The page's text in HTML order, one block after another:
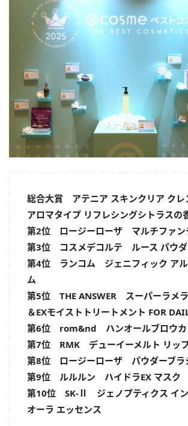
総合大賞 アテニア スキンクリア クレ
アロマタイプ リフレシングシトラスの
第2位 ロージーローザ マルチファン
第3位 コスメデコルテ ルース パウ
第4位 ランコム ジェニフィック アル
ム
第5位 THE ANSWER スーパーラメ
＆EXモイストトリートメント FOR
第6位 rom&nd ハンオールブロウカ
第7位 RMK デューイーメルト リッ
第8位 ロージーローザ パウダーブラ
第9位 ルルルン ハイドラEX マスク
第10位 SK-Ⅱ ジェノプティクス イン
オーラ エッセンス